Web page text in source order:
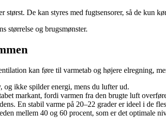
De kan styres med fugtsensorer, så de kun
størrelse og brugsmønster.
kan føre til varmetab og højere elregning,
og ikke spilder energi, mens du lufter ud.
markant, fordi varmen fra den brugte luft
En stabil varme på 20–22 grader er ideel i de
mellem 40 og 60 procent, som er det optimale